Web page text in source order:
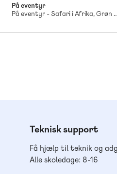
På eventyr
På eventyr - Safari i
Teknisk support
Få hjælp til teknik og
Alle skoledage: 8-16